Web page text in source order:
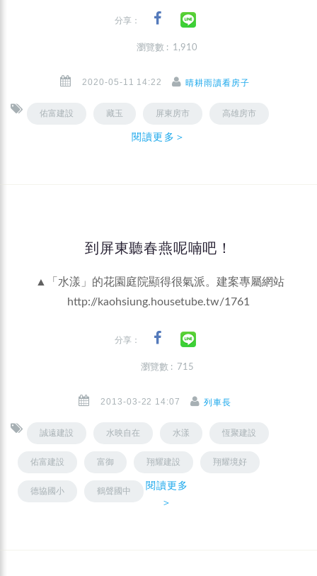
分享：
瀏覽數 : 1,910
2020-05-11 14:22 晴耕雨讀看房子
佑富建設 藏玉 屏東房市 高雄房市
閱讀更多＞
到屏東聽春燕呢喃吧！
▲「水漾」的花園庭院顯得很氣派。建案專屬網站
http://kaohsiung.housetube.tw/1761
分享：
瀏覽數 : 715
2013-03-22 14:07 列車長
誠遠建設 水映自在 水漾 恆聚建設
佑富建設 富御 翔耀建設 翔耀境好
德協國小 鶴聲國中
閱讀更多
＞